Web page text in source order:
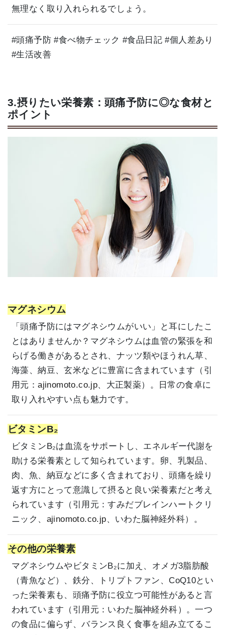
無理なく取り入れられるでしょう。
#頭痛予防 #食べ物チェック #食品日記 #個人差あり
#生活改善
3.摂りたい栄養素：頭痛予防に◎な食材と
ポイント
マグネシウム
「頭痛予防にはマグネシウムがいい」と耳にしたこ
とはありませんか？マグネシウムは血管の緊張を和
らげる働きがあるとされ、ナッツ類やほうれん草、
海藻、納豆、玄米などに豊富に含まれています（引
用元：ajinomoto.co.jp、 大正製薬）。日常の食卓に
取り入れやすい点も魅力です。
ビタミンB₂
ビタミンB₂は血流をサポートし、エネルギー代謝を
助ける栄養素として知られています。卵、乳製品、
肉、魚、納豆などに多く含まれており、頭痛を繰り
返す方にとって意識して摂ると良い栄養素だと考え
られています（引用元：すみだブレインハートクリ
ニック 、 ajinomoto.co.jp、 いわた脳神経外科）。
その他の栄養素
マグネシウムやビタミンB₂に加え、オメガ3脂肪酸
（青魚など）、鉄分、トリプトファン、CoQ10とい
った栄養素も、頭痛予防に役立つ可能性があると言
われています（引用元： いわた脳神経外科）。一つ
の食品に偏らず、バランス良く食事を組み立てるこ